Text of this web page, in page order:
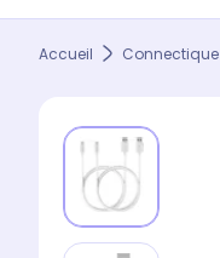
Accueil Connectique